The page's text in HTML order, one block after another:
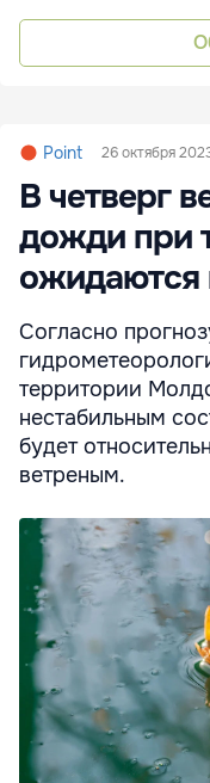
Point 26 октября
В четверг
дожди при
ожидаются
Согласно
территории
нестабильным
будет
ветреным.